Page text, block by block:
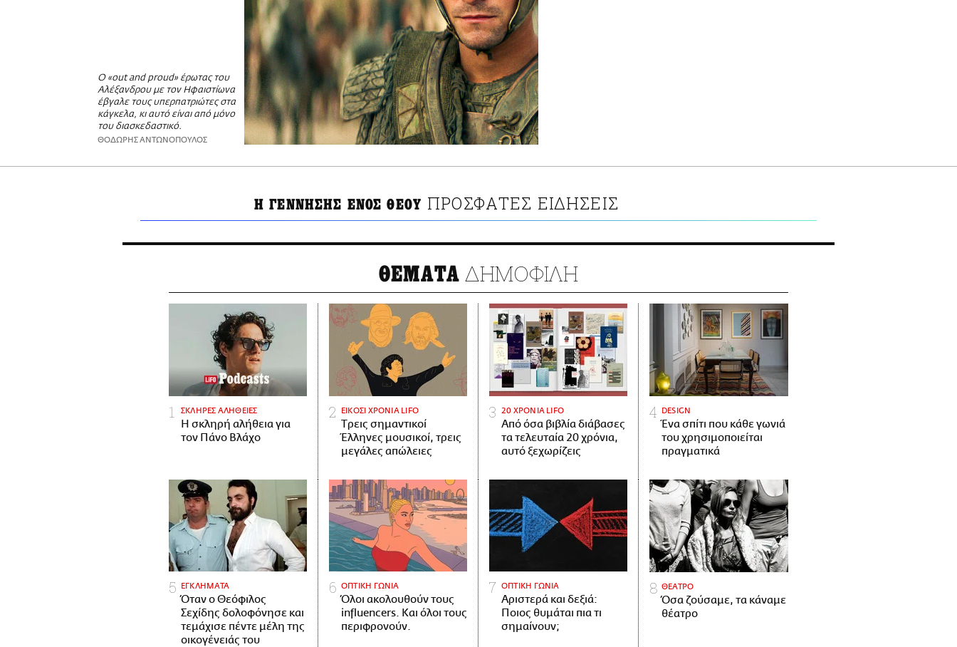
Ο «out and proud» έρωτας του
Αλέξανδρου με τον Ηφαιστίωνα
έβγαλε τους υπερπατριώτες στα
κάγκελα, κι αυτό είναι από μόνο
του διασκεδαστικό.
ΘΟΔΩΡΗΣ ΑΝΤΩΝΟΠΟΥΛΟΣ
Η ΓΕΝΝΗΣΗΣ ΕΝΟΣ ΘΕΟΥ ΠΡΟΣΦΑΤΕΣ ΕΙΔΗΣΕΙΣ
ΘΕΜΑΤΑ ΔΗΜΟΦΙΛΗ
ΣΚΛΗΡΕΣ ΑΛΗΘΕΙΕΣ
H σκληρή αλήθεια για
τον Πάνο Βλάχο
ΕΙΚΟΣΙ ΧΡΟΝΙΑ LIFO
Tρεις σημαντικοί
Έλληνες μουσικοί, τρεις
μεγάλες απώλειες
20 ΧΡΟΝΙΑ LIFO
Από όσα βιβλία διάβασες
τα τελευταία 20 χρόνια,
αυτό ξεχωρίζεις
DESIGN
Ένα σπίτι που κάθε γωνιά
του χρησιμοποιείται
πραγματικά
ΕΓΚΛΗΜΑΤΑ
Όταν ο Θεόφιλος
Σεχίδης δολοφόνησε και
τεμάχισε πέντε μέλη της
οικογένειάς του
ΟΠΤΙΚΗ ΓΩΝΙΑ
Όλοι ακολουθούν τους
influencers. Και όλοι τους
περιφρονούν.
ΟΠΤΙΚΗ ΓΩΝΙΑ
Αριστερά και δεξιά:
Ποιος θυμάται πια τι
σημαίνουν;
ΘΕΑΤΡΟ
Όσα ζούσαμε, τα κάναμε
θέατρο